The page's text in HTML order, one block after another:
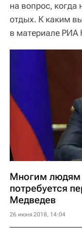
на вопрос, когда
отдых. К каким
в материале РИА
Многим людям
потребуется
Медведев
26 июня 2018, 14:04